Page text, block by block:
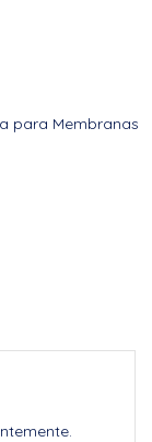
para Membranas